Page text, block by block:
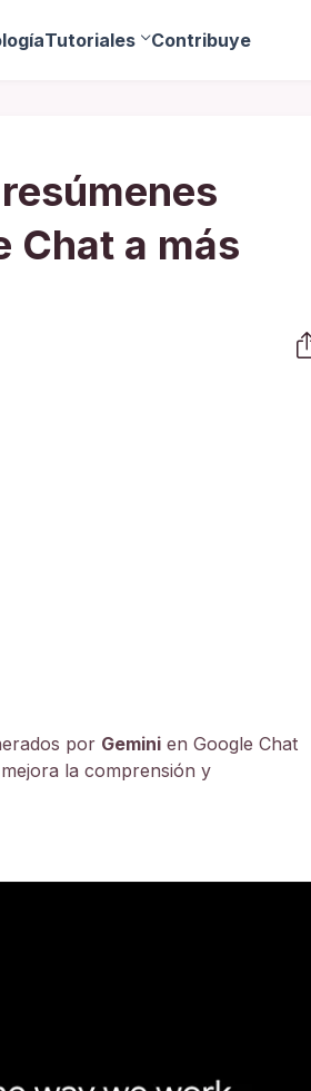
Tutoriales Contribuye
Chat a más
por Gemini en Google Chat
la comprensión y